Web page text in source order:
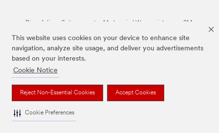
This website uses cookies on your device to enhance site
navigation, analyze site usage, and deliver you advertisements
based on your interests.
Cookie Notice
Reject Non-Essential Cookies Accept Cookies
Cookie Preferences
Die auf dieser Seite genannten Marken sind Warenzeichen von 3M.